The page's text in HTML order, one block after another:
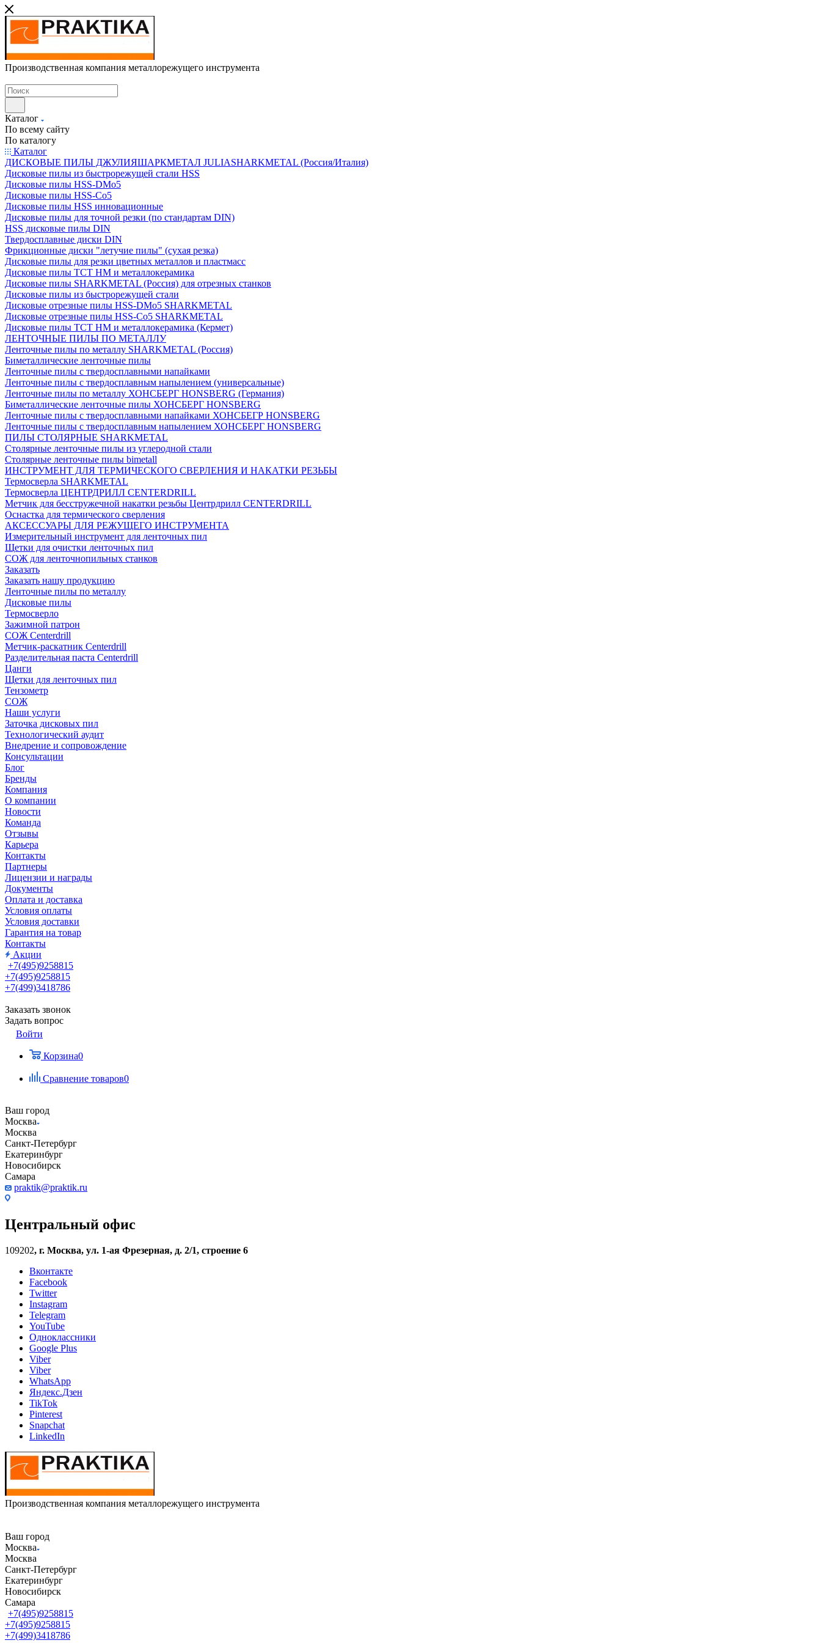
Производственная компания металлорежущего инструмента
Каталог
По всему сайту
По каталогу
Каталог
ДИСКОВЫЕ ПИЛЫ ДЖУЛИЯШАРКМЕТАЛ JULIASHARKMETAL (Россия/Италия)
Дисковые пилы из быстрорежущей стали HSS
Дисковые пилы HSS-DMo5
Дисковые пилы HSS-Co5
Дисковые пилы HSS инновационные
Дисковые пилы для точной резки (по стандартам DIN)
HSS дисковые пилы DIN
Твердосплавные диски DIN
Фрикционные диски "летучие пилы" (сухая резка)
Дисковые пилы для резки цветных металлов и пластмасс
Дисковые пилы ТСТ НМ и металлокерамика
Дисковые пилы SHARKMETAL (Россия) для отрезных станков
Дисковые пилы из быстрорежущей стали
Дисковые отрезные пилы HSS-DMo5 SHARKMETAL
Дисковые отрезные пилы HSS-Co5 SHARKMETAL
Дисковые пилы ТСТ НМ и металлокерамика (Кермет)
ЛЕНТОЧНЫЕ ПИЛЫ ПО МЕТАЛЛУ
Ленточные пилы по металлу SHARKMETAL (Россия)
Биметаллические ленточные пилы
Ленточные пилы с твердосплавными напайками
Ленточные пилы с твердосплавным напылением (универсальные)
Ленточные пилы по металлу ХОНСБЕРГ HONSBERG (Германия)
Биметаллические ленточные пилы ХОНСБЕРГ HONSBERG
Ленточные пилы с твердосплавными напайками ХОНСБЕГР HONSBERG
Ленточные пилы с твердосплавным напылением ХОНСБЕРГ HONSBERG
ПИЛЫ СТОЛЯРНЫЕ SHARKMETAL
Столярные ленточные пилы из углеродной стали
Столярные ленточные пилы bimetall
ИНСТРУМЕНТ ДЛЯ ТЕРМИЧЕСКОГО СВЕРЛЕНИЯ И НАКАТКИ РЕЗЬБЫ
Термосверла SHARKMETAL
Термосверла ЦЕНТРДРИЛЛ CENTERDRILL
Метчик для бесстружечной накатки резьбы Центрдрилл CENTERDRILL
Оснастка для термического сверления
АКСЕССУАРЫ ДЛЯ РЕЖУЩЕГО ИНСТРУМЕНТА
Измерительный инструмент для ленточных пил
Щетки для очистки ленточных пил
СОЖ для ленточнопильных станков
Заказать
Заказать нашу продукцию
Ленточные пилы по металлу
Дисковые пилы
Термосверло
Зажимной патрон
СОЖ Centerdrill
Метчик-раскатник Centerdrill
Разделительная паста Centerdrill
Цанги
Щетки для ленточных пил
Тензометр
СОЖ
Наши услуги
Заточка дисковых пил
Технологический аудит
Внедрение и сопровождение
Консультации
Блог
Бренды
Компания
О компании
Новости
Команда
Отзывы
Карьера
Контакты
Партнеры
Лицензии и награды
Документы
Оплата и доставка
Условия оплаты
Условия доставки
Гарантия на товар
Контакты
Акции
+7(495)9258815
+7(495)9258815
+7(499)3418786
Заказать звонок
Задать вопрос
Войти
Корзина0
Сравнение товаров0
Ваш город
Москва
Москва
Санкт-Петербург
Екатеринбург
Новосибирск
Самара
praktik@praktik.ru
Центральный офис
109202, г. Москва, ул. 1-ая Фрезерная, д. 2/1, строение 6
Вконтакте
Facebook
Twitter
Instagram
Telegram
YouTube
Одноклассники
Google Plus
Viber
Viber
WhatsApp
Яндекс.Дзен
TikTok
Pinterest
Snapchat
LinkedIn
Производственная компания металлорежущего инструмента
Ваш город
Москва
Москва
Санкт-Петербург
Екатеринбург
Новосибирск
Самара
+7(495)9258815
+7(495)9258815
+7(499)3418786